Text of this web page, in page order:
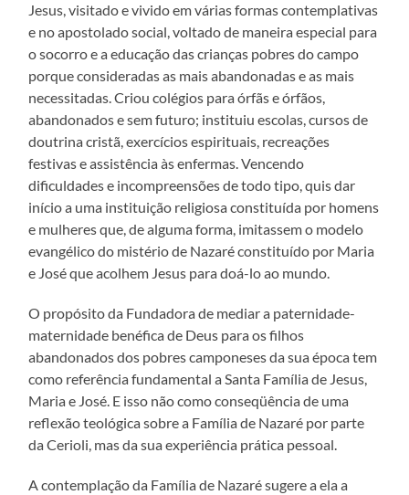
Jesus, visitado e vivido em várias formas contemplativas
e no apostolado social, voltado de maneira especial para
o socorro e a educação das crianças pobres do campo
porque consideradas as mais abandonadas e as mais
necessitadas. Criou colégios para órfãs e órfãos,
abandonados e sem futuro; instituiu escolas, cursos de
doutrina cristã, exercícios espirituais, recreações
festivas e assistência às enfermas. Vencendo
dificuldades e incompreensões de todo tipo, quis dar
início a uma instituição religiosa constituída por homens
e mulheres que, de alguma forma, imitassem o modelo
evangélico do mistério de Nazaré constituído por Maria
e José que acolhem Jesus para doá-lo ao mundo.
O propósito da Fundadora de mediar a paternidade-
maternidade benéfica de Deus para os filhos
abandonados dos pobres camponeses da sua época tem
como referência fundamental a Santa Família de Jesus,
Maria e José. E isso não como conseqüência de uma
reflexão teológica sobre a Família de Nazaré por parte
da Cerioli, mas da sua experiência prática pessoal.
A contemplação da Família de Nazaré sugere a ela a